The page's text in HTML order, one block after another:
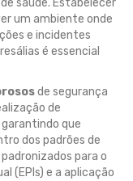
saúde. Estabelecer
um ambiente onde
e incidentes
é essencial
de segurança
de
que
dos padrões de
para o
(EPIs) e a aplicação